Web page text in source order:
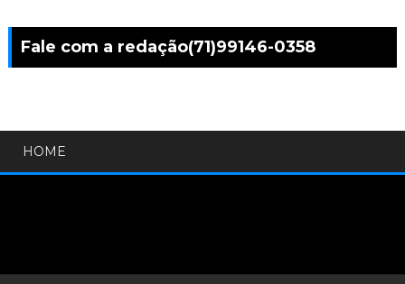
Fale com a redação(71)99146-0358
HOME